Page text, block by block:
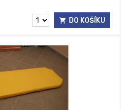
DO KOŠÍKU